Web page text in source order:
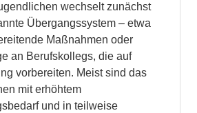
wechselt zunächst
Übergangssystem – etwa
Maßnahmen oder
an Berufskollegs, die auf
vorbereiten. Meist sind das
mit erhöhtem
und in teilweise